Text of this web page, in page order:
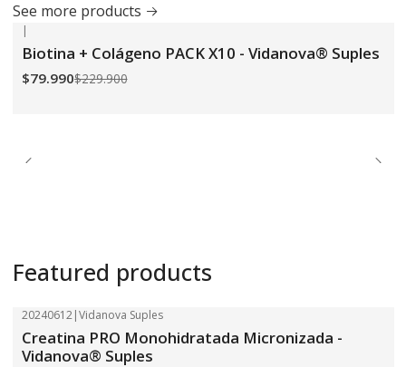
See more products
-65%
|
Biotina + Colágeno PACK X10 - Vidanova® Suples
$79.990$229.900
Featured products
-18% OFF
20240612|Vidanova Suples
Creatina PRO Monohidratada Micronizada -
Vidanova® Suples